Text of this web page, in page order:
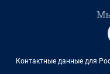
Контактные данные для